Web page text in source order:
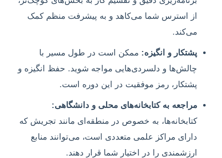
از استرس شما می‌کاهد و به پیشرفت منظم کمک
می‌کند.
پشتکار و انگیزه: ممکن است در طول مسیر با
چالش‌ها و دلسردی‌هایی مواجه شوید. حفظ انگیزه و
پشتکار، رمز موفقیت در این دوره است.
مراجعه به کتابخانه‌های محلی و دانشگاهی:
کتابخانه‌ها، به خصوص در منطقه‌ای مانند تجریش که
دارای مراکز علمی متعددی است، می‌توانند منابع
ارزشمندی را در اختیار شما قرار دهند.